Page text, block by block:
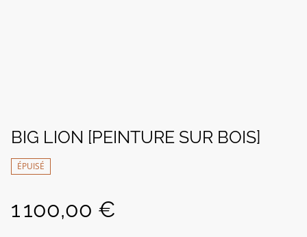
BIG LION [PEINTURE SUR BOIS]
ÉPUISÉ
1 100,00 €